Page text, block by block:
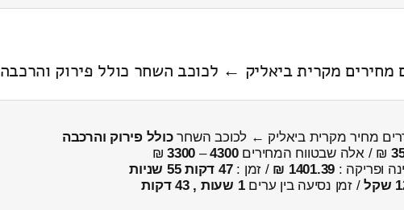
מחירים מקרית ביאליק ← לכוכב השחר כולל פירוק והרכבה
מחיר מקרית ביאליק ← לכוכב השחרכולל פירוק והרכבה
₪ / אלה שבטווח המחירים4300
–
3300
₪
ופריקה : 1401.39 ₪ / זמן :47 דקות 55 שניות
/ זמן נסיעה בין ערים1 שעות , 43 דקות